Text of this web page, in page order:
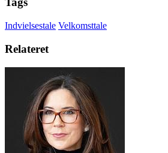
Indvielsestale Velkomsttale
Relateret